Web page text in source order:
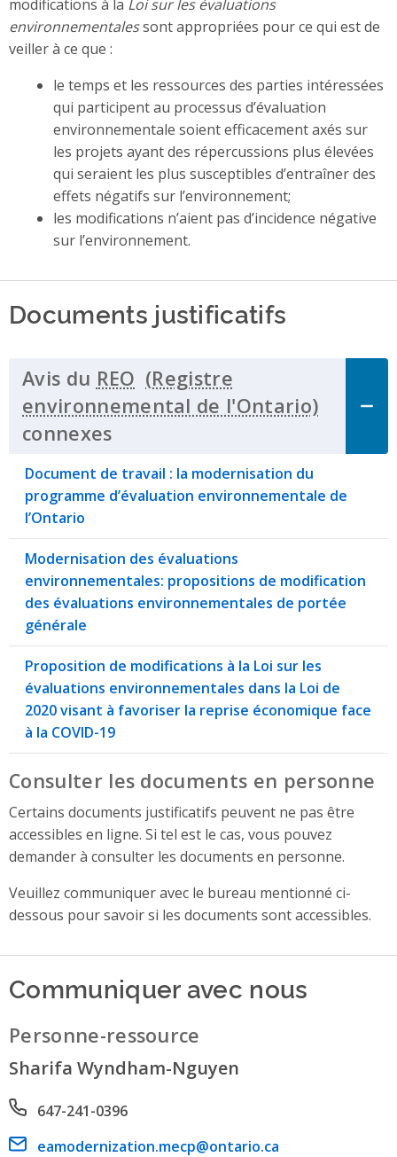
modifications à la Loi sur les évaluations
environnementalessont appropriées pour ce qui est de
veiller à ce que :
le temps et les ressources des parties intéressées
qui participent au processus d’évaluation
environnementale soient efficacement axés sur
les projets ayant des répercussions plus élevées
qui seraient les plus susceptibles d’entraîner des
effets négatifs sur l’environnement;
les modifications n’aient pas d’incidence négative
sur l’environnement.
Documents justificatifs
Avis du REO
connexes
Document de travail : la modernisation du
programme d’évaluation environnementale de
l’Ontario
Modernisation des évaluations
environnementales: propositions de modification
des évaluations environnementales de portée
générale
Proposition de modifications à la Loi sur les
évaluations environnementales dans la Loi de
2020 visant à favoriser la reprise économique face
à la COVID-19
Consulter les documents en personne
Certains documents justificatifs peuvent ne pas être
accessibles en ligne. Si tel est le cas, vous pouvez
demander à consulter les documents en personne.
Veuillez communiquer avec le bureau mentionné ci-
dessous pour savoir si les documents sont accessibles.
Communiquer avec nous
Personne-ressource
Sharifa Wyndham-Nguyen
Phone number
647-241-0396
Email address
eamodernization.mecp@ontario.ca